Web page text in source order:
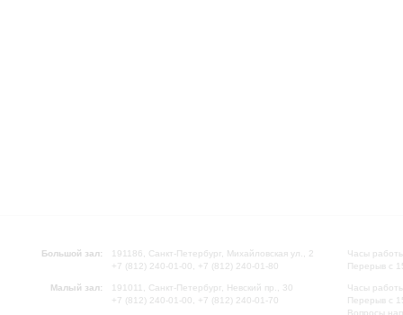
Большой зал:
191186, Санкт-Петербург, Михайловская ул., 2
+7 (812) 240-01-00, +7 (812) 240-01-80
Малый зал:
191011, Санкт-Петербург, Невский пр., 30
+7 (812) 240-01-00, +7 (812) 240-01-70
Часы
Перерыв с
Часы
Перерыв с
Вопросы